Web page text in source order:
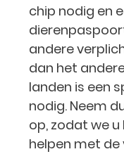
chip nodig en
andere
dan het
landen is een
nodig. Neem
op, zodat we
helpen met